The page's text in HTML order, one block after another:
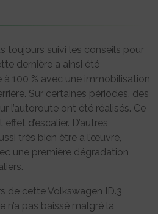
toujours suivi les conseils pour
dernière a ainsi été
100 % avec une immobilisation
Sur certaines périodes, des
l’autoroute ont été réalisés. Ce
d’escalier. D’autres
très bien être à l’œuvre,
une première dégradation
de cette Volkswagen ID.3
n’a pas baissé malgré la